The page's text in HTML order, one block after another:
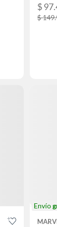
$
$
Envío